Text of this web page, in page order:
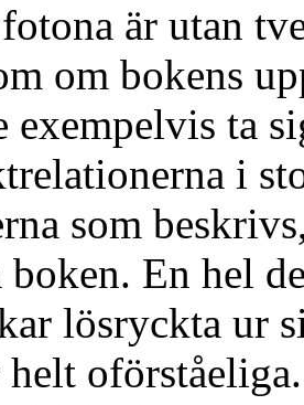
är utan
om bokens
exempelvis ta
i
som
boken. En hel
lösryckta ur